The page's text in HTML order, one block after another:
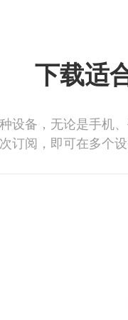
下载适
设备，无论是手机
订阅，即可在多个